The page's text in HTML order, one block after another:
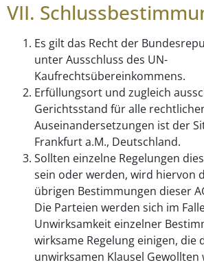
VII.
Es gilt das Recht der
unter Ausschluss des UN-
Kaufrechtsübereinkommens.
Erfüllungsort und zugleich
Gerichtsstand für alle
Auseinandersetzungen ist der
Frankfurt a.M., Deutschland.
Sollten einzelne Regelungen
sein oder werden, wird hiervon
übrigen Bestimmungen dieser
Die Parteien werden sich im
Unwirksamkeit einzelner
wirksame Regelung einigen, die
unwirksamen Klausel